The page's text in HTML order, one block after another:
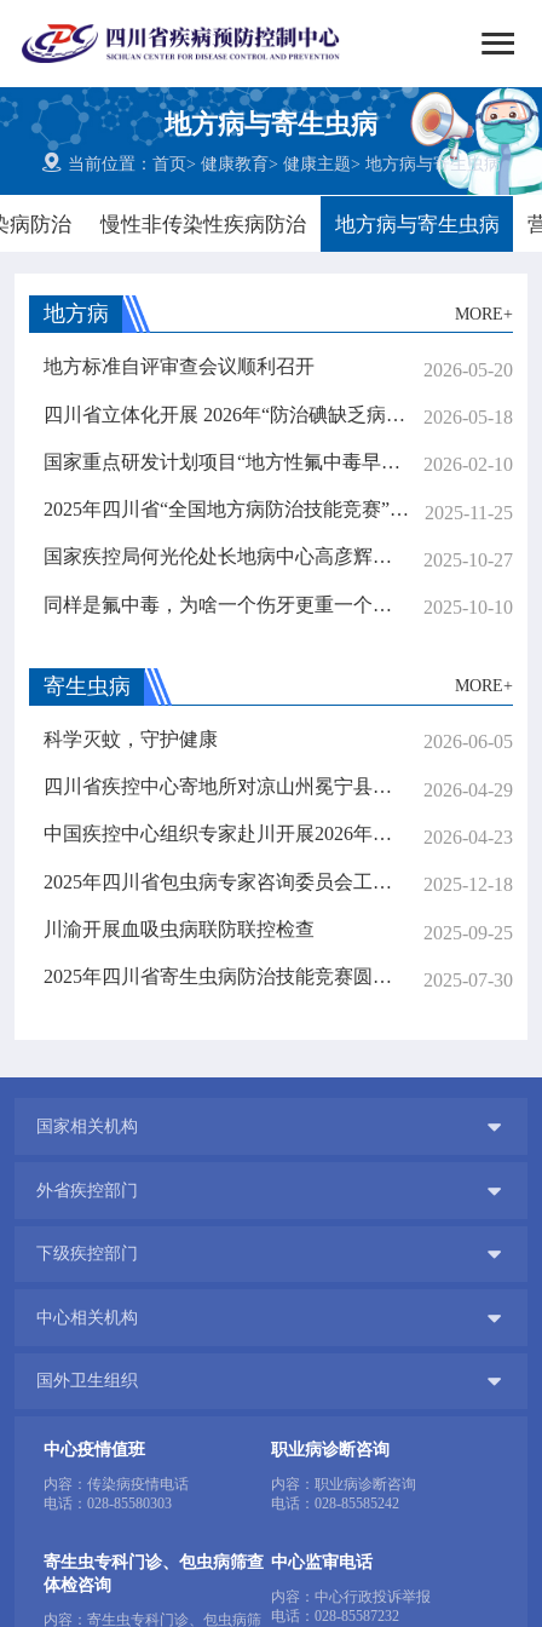

地方病与寄生虫病
 当前位置：首页>健康教育>健康主题>地方病与寄生虫病
病防治 慢性非传染性疾病防治 地方病与寄生虫病

网站首页
中心概况 
新闻动态 
工作重点 
专业服务 
科普园地 
学术期刊
在线互动 
政务公开
地方病 MORE+
地方标准自评审查会议顺利召开 2026-05-20
四川省立体化开展 2026年“防治碘缺乏病日”主题宣传活动 2026-05-18
国家重点研发计划项目“地方性氟中毒早期识别和精准诊疗关键技术研究”总结会议在成都顺利举办 2026-02-10
2025年四川省“全国地方病防治技能竞赛”赛前集训和参赛选手选拔顺利完成 2025-11-25
国家疾控局何光伦处长地病中心高彦辉主任一行来川调研地方病防治工作 2025-10-27
同样是氟中毒，为啥一个伤牙更重一个伤骨更重？揭开饮水与饮茶的“隐秘角落” 2025-10-10
寄生虫病 MORE+
科学灭蚊，守护健康 2026-06-05
四川省疾控中心寄地所对凉山州冕宁县及雅安市石棉县等5县开展大骨节病防治技术指导工作 2026-04-29
中国疾控中心组织专家赴川开展2026年春季血吸虫病传播风险评估工作 2026-04-23
2025年四川省包虫病专家咨询委员会工作会议顺利召开 2025-12-18
川渝开展血吸虫病联防联控检查 2025-09-25
2025年四川省寄生虫病防治技能竞赛圆满落幕 2025-07-30
国家相关机构 
外省疾控部门 
下级疾控部门 
中心相关机构 
国外卫生组织 
中心疫情值班
内容：传染病疫情电话
电话： 028-85580303
职业病诊断咨询
内容：职业病诊断咨询
电话： 028-85585242
寄生虫专科门诊、包虫病筛查
体检咨询
内容：寄生虫专科门诊、包虫病筛
中心监审电话
内容：中心行政投诉举报
电话： 028-85587232